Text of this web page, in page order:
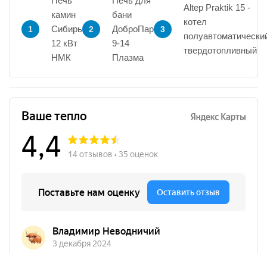
1
камин
Сибирь
12 кВт
НМК
2
бани
ДоброПар
9-14
Плазма
3
Altep Praktik 15 -
котел
твердотопливный